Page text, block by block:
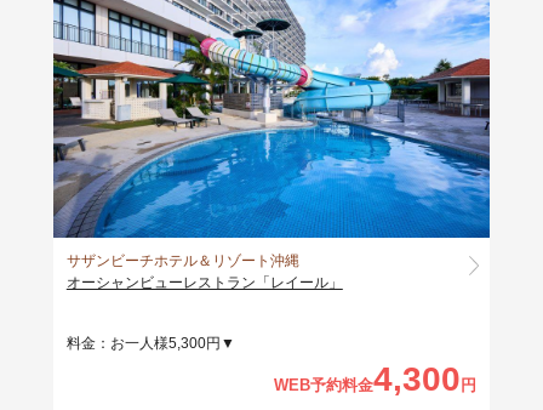
サザンビーチホテル＆リゾート沖縄
オーシャンビューレストラン「レイール」
料金：お一人様5,300円▼
WEB予約料金4,300円